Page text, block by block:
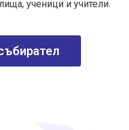
ученици и учители.